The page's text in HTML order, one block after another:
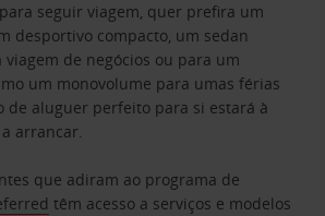
seguir viagem, quer prefira um
desportivo compacto, um sedan
de negócios ou para um
um monovolume para umas férias
de aluguer perfeito para si estará à
arrancar.
que adiram ao programa de
têm acesso a serviços e modelos